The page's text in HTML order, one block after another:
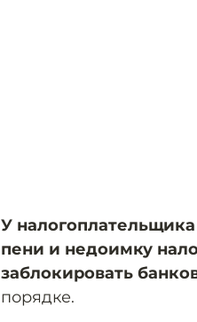
У
пени и недоимку
заблокировать
порядке.